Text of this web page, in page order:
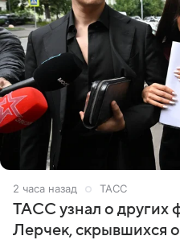
2 часа назад ТАСС
ТАСС узнал о других
Лерчек, скрывшихся